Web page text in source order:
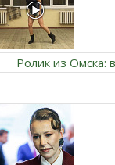
Ролик из Омска: